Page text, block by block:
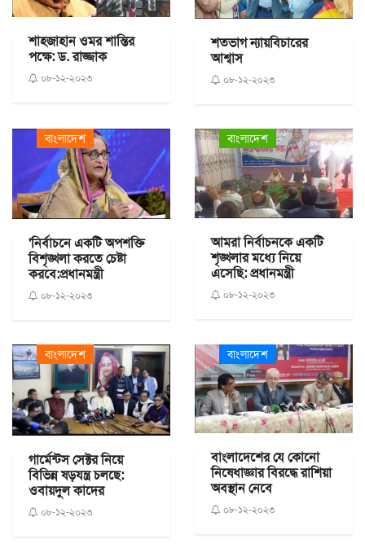
শাহজাহান ওমর শান্তির
পক্ষে: ড. রাজ্জাক
০৮-১২-২০২৩
শতভাগ ন্যায়বিচারের
আশ্বাস
০৮-১২-২০২৩
বাংলাদেশ
'নির্বাচনে একটি অপশক্তি
বিশৃঙ্খলা করতে চেষ্টা
করবে:প্রধানমন্ত্রী
০৮-১২-২০২৩
বাংলাদেশ
আমরা নির্বাচনকে একটি
শৃঙ্খলার মধ্যে নিয়ে
এসেছি: প্রধানমন্ত্রী
০৮-১২-২০২৩
বাংলাদেশ
গার্মেন্টস সেক্টর নিয়ে
বিভিন্ন ষড়যন্ত্র চলছে:
ওবায়দুল কাদের
০৮-১২-২০২৩
বাংলাদেশ
বাংলাদেশের যে কোনো
নিষেধাজ্ঞার বিরদ্ধে রাশিয়া
অবস্থান নেবে
০৮-১২-২০২৩